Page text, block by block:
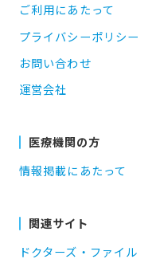
ご利用にあたって
プライバシーポリシー
お問い合わせ
運営会社
医療機関の方
情報掲載にあたって
関連サイト
ドクターズ・ファイル